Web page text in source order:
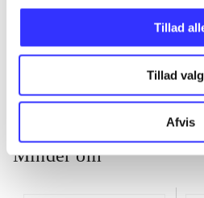
Tillad
Tillad
Afvis
Minder om